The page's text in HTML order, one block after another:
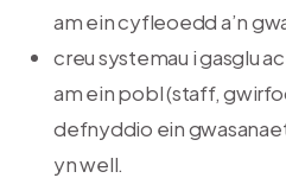
am ein cyfleoedd a’n
creu systemau i gasglu
am ein pobl (staff,
defnyddio ein
yn well.